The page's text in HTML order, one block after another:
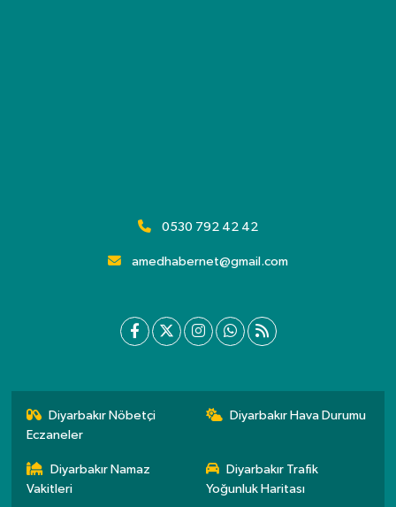
0530 792 42 42
amedhabernet@gmail.com
Diyarbakır Nöbetçi
Eczaneler
Diyarbakır Hava Durumu
Diyarbakır Namaz
Vakitleri
Diyarbakır Trafik
Yoğunluk Haritası